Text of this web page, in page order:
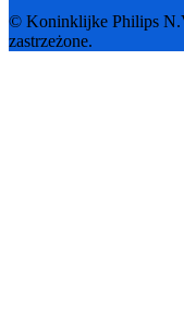
© Koninklijke Philips
zastrzeżone.